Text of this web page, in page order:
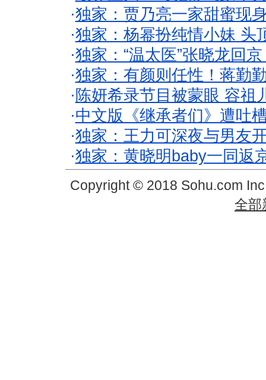
·独家：贾乃亮一家甜蜜现
·独家：杨幂扮纯情小妹 头
·独家：“温太医”张晓龙回
·独家：有颜则任性！蒋勤
· 陈妍希录节目被蒙眼 容祖
·中文版《继承者们》遭吐
·独家：王力可深夜与男友
·独家：黄晓明baby一同返
Copyright © 2018 Sohu.com
全部